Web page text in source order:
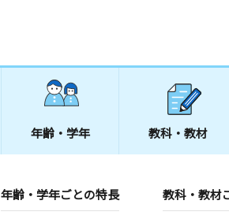
年齢・学年 教科・教材
年齢・学年ごとの特長 教科・教材